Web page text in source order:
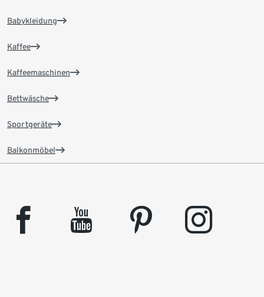
Babykleidung
Kaffee
Kaffeemaschinen
Bettwäsche
Sportgeräte
Balkonmöbel
facebook youtube pinterest instagram